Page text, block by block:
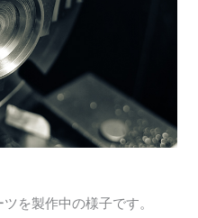
を製作中の様子です。